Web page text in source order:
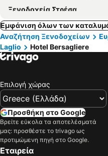
Ξενοδοχεία Στρέσα
Εμφάνιση όλων των
Αναζήτηση Ξενοδοχείων
Laglio
Hotel Bersagliere
Επιλογή χώρας
Προσθήκη στο Google
Βρείτε εύκολα τα αποτελέσματά
μας: προσθέστε το trivago ως
προτιμώμενη πηγή στο Google.
Εταιρεία